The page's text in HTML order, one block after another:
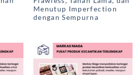
Menutup Imperfection
dengan Sempurna